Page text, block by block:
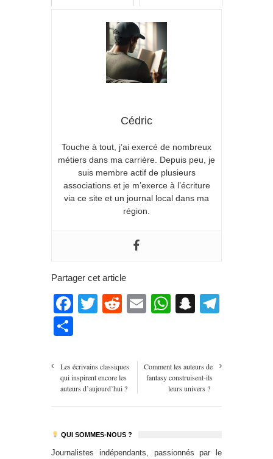
Cédric
Touche à tout, j’ai exercé de nombreux
métiers dans ma carrière. Depuis peu, je
suis membre actif de plusieurs
associations et je m’exerce à l’écriture
via ce site et un journal local dans ma
région.
Partager cet article
Facebook
Twitter
RedditEmailWhatsApp
Les écrivains classiques
qui inspirent encore les
auteurs d’aujourd’hui ?
Comment les auteurs de
fantasy construisent-ils
leurs univers ?
QUI SOMMES-NOUS ?
Journalistes indépendants, passionnés par le